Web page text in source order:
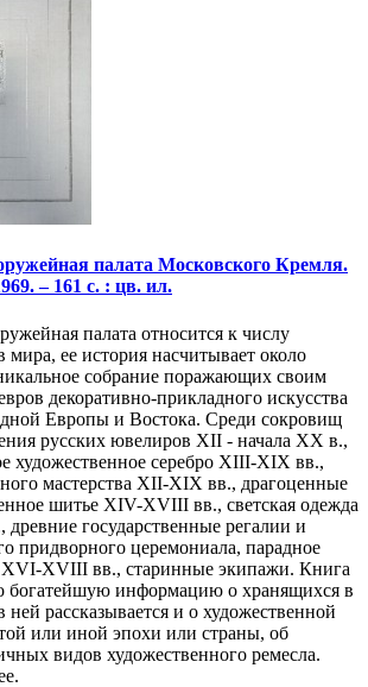
палата Московского Кремля.
– 161 с. : цв. ил.
палата относится к числу
мира, ее история насчитывает около
собрание поражающих своим
декоративно-прикладного искусства
Европы и Востока. Среди сокровищ
русских ювелиров XII - начала ХХ в.,
художественное серебро XIII-XIX вв.,
мастерства XII-XIX вв., драгоценные
шитье XIV-XVIII вв., светская одежда
государственные регалии и
придворного церемониала, парадное
XVI-XVIII вв., старинные экипажи. Книга
богатейшую информацию о хранящихся в
рассказывается и о художественной
или иной эпохи или страны, об
видов художественного ремесла.